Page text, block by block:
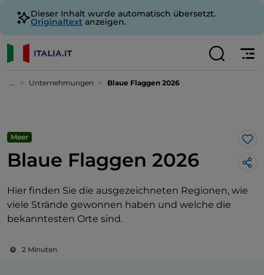
Dieser Inhalt wurde automatisch übersetzt.
Originaltext anzeigen.
... Unternehmungen Blaue Flaggen 2026
Meer
Blaue Flaggen 2026
Hier finden Sie die ausgezeichneten Regionen, wie
viele Strände gewonnen haben und welche die
bekanntesten Orte sind.
2 Minuten